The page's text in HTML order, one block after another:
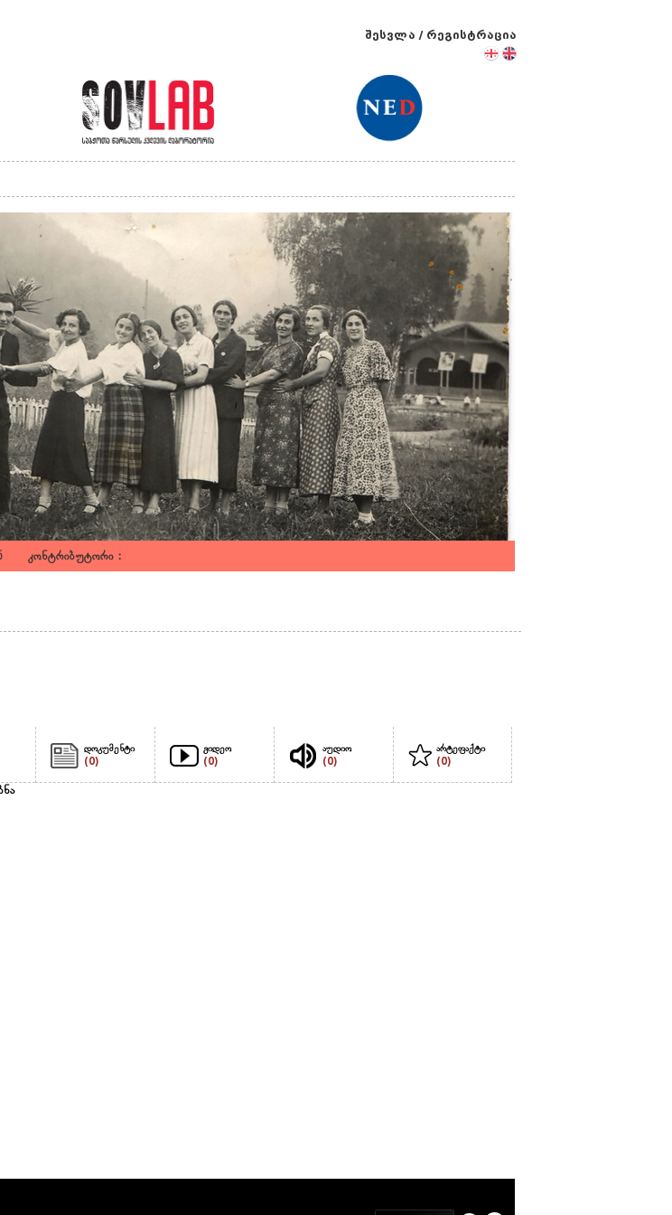
შესვლა / რეგისტრაცია
05 კონტრიბუტორი :
დოკუმენტი
(0)
ვიდეო
(0)
აუდიო
(0)
არტეფაქტი
(0)